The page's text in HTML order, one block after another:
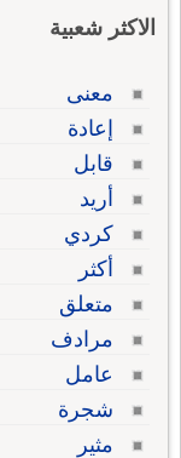
الاكثر شعبية
معنى
إعادة
قابل
أريد
كردي
أكثر
متعلق
مرادف
عامل
شجرة
مثير